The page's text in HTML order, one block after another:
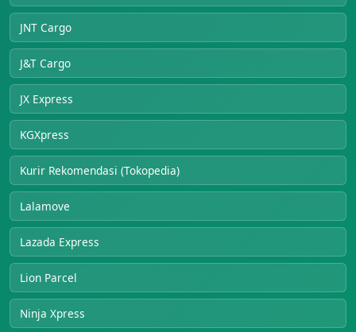
JNT Cargo
J&T Cargo
JX Express
KGXpress
Kurir Rekomendasi (Tokopedia)
Lalamove
Lazada Express
Lion Parcel
Ninja Xpress